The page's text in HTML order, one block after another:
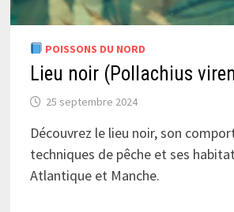
POISSONS DU NORD
Lieu noir (Pollachius
25 septembre 2024
Découvrez le lieu noir, son
techniques de pêche et ses
Atlantique et Manche.